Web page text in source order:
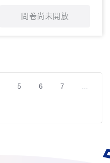
問卷尚未開放
5 6 7